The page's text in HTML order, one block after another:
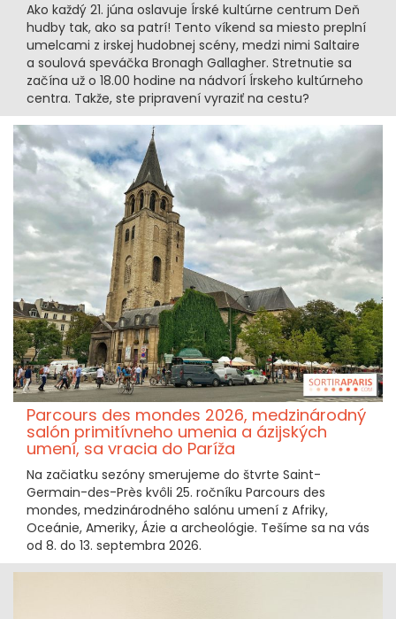
Ako každý 21. júna oslavuje Írské kultúrne centrum Deň
hudby tak, ako sa patrí! Tento víkend sa miesto preplní
umelcami z irskej hudobnej scény, medzi nimi Saltaire
a soulová speváčka Bronagh Gallagher. Stretnutie sa
začína už o 18.00 hodine na nádvorí Írskeho kultúrneho
centra. Takže, ste pripravení vyraziť na cestu?
Parcours des mondes 2026, medzinárodný
salón primitívneho umenia a ázijských
umení, sa vracia do Paríža
Na začiatku sezóny smerujeme do štvrte Saint-
Germain-des-Près kvôli 25. ročníku Parcours des
mondes, medzinárodného salónu umení z Afriky,
Oceánie, Ameriky, Ázie a archeológie. Tešíme sa na vás
od 8. do 13. septembra 2026.